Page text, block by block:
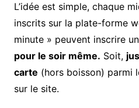
L’idée est simple, chaque
inscrits sur la plate-forme
minute » peuvent inscrire un
pour le soir même. Soit,
carte (hors boisson) parmi
sur le site.